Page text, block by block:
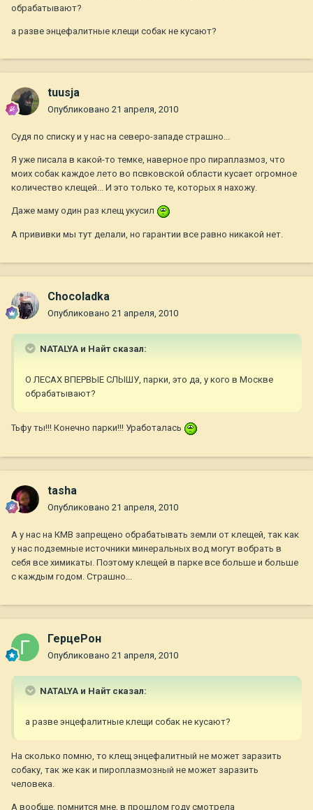
обрабатывают?
а разве энцефалитные клещи собак не кусают?
tuusja
Опубликовано 21 апреля, 2010
Судя по списку и у нас на северо-западе страшно...
Я уже писала в какой-то темке, наверное про пираплазмоз, что
моих собак каждое лето во псвковской области кусает огромное
количество клещей... И это только те, которых я нахожу.
Даже маму один раз клещ укусил
А прививки мы тут делали, но гарантии все равно никакой нет.
Chocoladka
Опубликовано 21 апреля, 2010
NATALYA и Найт сказал:
О ЛЕСАХ ВПЕРВЫЕ СЛЫШУ, парки, это да, у кого в Москве
обрабатывают?
Тьфу ты!!! Конечно парки!!! Уработалась
tasha
Опубликовано 21 апреля, 2010
А у нас на КМВ запрещено обрабатывать земли от клещей, так как
у нас подземные источники минеральных вод могут вобрать в
себя все химикаты. Поэтому клещей в парке все больше и больше
с каждым годом. Страшно...
ГерцеРон
Опубликовано 21 апреля, 2010
NATALYA и Найт сказал:
а разве энцефалитные клещи собак не кусают?
На сколько помню, то клещ энцефалитный не может заразить
собаку, так же как и пироплазмозный не может заразить
человека.
А вообще, помнится мне, в прошлом году смотрела